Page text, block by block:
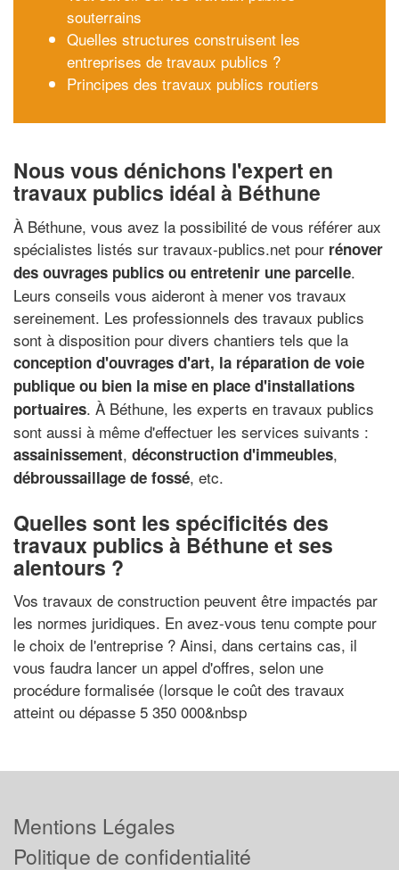
souterrains
Quelles structures construisent les
entreprises de travaux publics ?
Principes des travaux publics routiers
Nous vous dénichons l'expert en
travaux publics idéal à Béthune
À Béthune, vous avez la possibilité de vous référer aux
spécialistes listés sur travaux-publics.net pour rénover
des ouvrages publics ou entretenir une parcelle.
Leurs conseils vous aideront à mener vos travaux
sereinement. Les professionnels des travaux publics
sont à disposition pour divers chantiers tels que la
conception d'ouvrages d'art, la réparation de voie
publique ou bien la mise en place d'installations
portuaires. À Béthune, les experts en travaux publics
sont aussi à même d'effectuer les services suivants :
assainissement, déconstruction d'immeubles,
débroussaillage de fossé, etc.
Quelles sont les spécificités des
travaux publics à Béthune et ses
alentours ?
Vos travaux de construction peuvent être impactés par
les normes juridiques. En avez-vous tenu compte pour
le choix de l'entreprise ? Ainsi, dans certains cas, il
vous faudra lancer un appel d'offres, selon une
procédure formalisée (lorsque le coût des travaux
atteint ou dépasse 5 350 000&nbsp
Mentions Légales
Politique de confidentialité